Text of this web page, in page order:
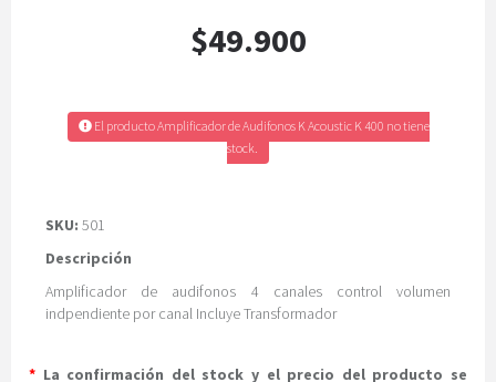
$49.900
El producto Amplificador de Audifonos K Acoustic K 400 no tiene
stock.
SKU: 501
Descripción
Amplificador de audifonos 4 canales control volumen
indpendiente por canal Incluye Transformador
* La confirmación del stock y el precio del producto se